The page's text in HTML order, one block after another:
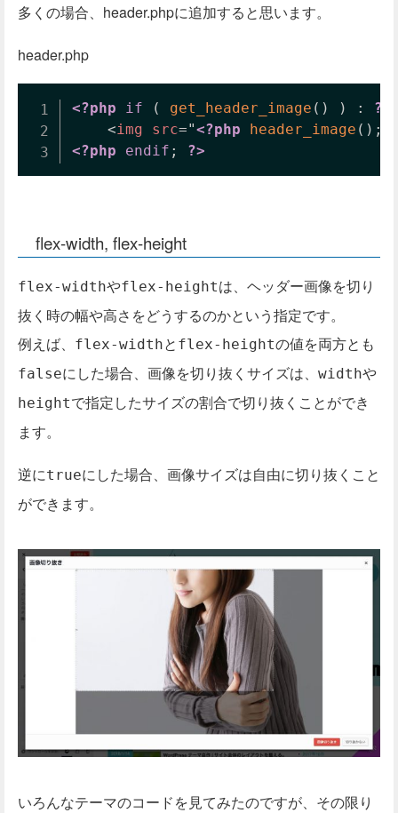
多くの場合、header.phpに追加すると思います。
header.php
<?php if ( get_header_image ( ) ) :
?>
<img src="<?php header_image ( ) ;
<?php
endif ; ?>
flex-width, flex-height
flex-widthやflex-heightは、ヘッダー画像を切り
抜く時の幅や高さをどうするのかという指定です。
例えば、
flex-widthと flex-heightの値を両方とも
falseにした場合、画像を切り抜くサイズは、 widthや
heightで指定したサイズの割合で切り抜くことができ
ます。
逆にtrueにした場合、画像サイズは自由に切り抜くこと
ができます。
いろんなテーマのコードを見てみたのですが、その限り